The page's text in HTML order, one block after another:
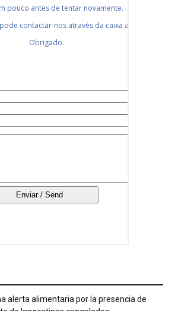
alerta alimentaria por la presencia de